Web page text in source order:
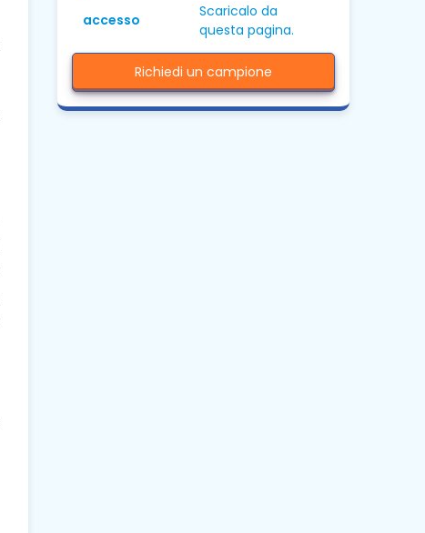
accesso
Scaricalo da
questa pagina.
Richiedi un campione